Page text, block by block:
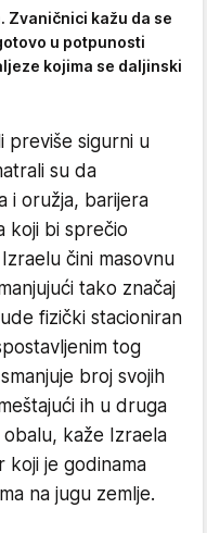
Zvaničnici kažu da se
u potpunosti
kojima se daljinski
previše sigurni u
su da
i oružja, barijera
koji bi sprečio
čini masovnu
tako značaj
fizički stacioniran
tog
broj svojih
ih u druga
kaže Izraela
koji je godinama
na jugu zemlje.